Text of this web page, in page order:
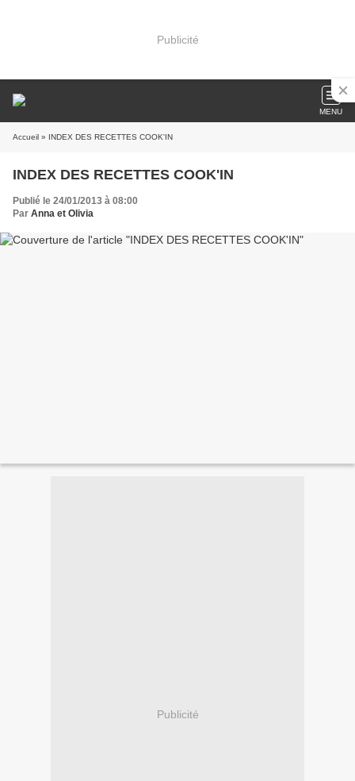
Publicité
MENU
Accueil » INDEX DES RECETTES COOK'IN
INDEX DES RECETTES COOK'IN
Publié le 24/01/2013 à 08:00
Par Anna et Olivia
Publicité